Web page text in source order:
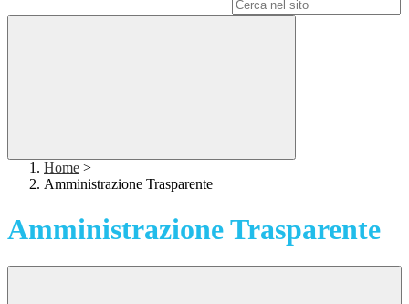
Home >
Amministrazione Trasparente
Amministrazione Trasparente